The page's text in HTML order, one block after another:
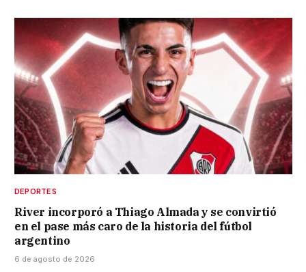
DEPORTES
River incorporó a Thiago Almada y se convirtió
en el pase más caro de la historia del fútbol
argentino
6 de agosto de 2026